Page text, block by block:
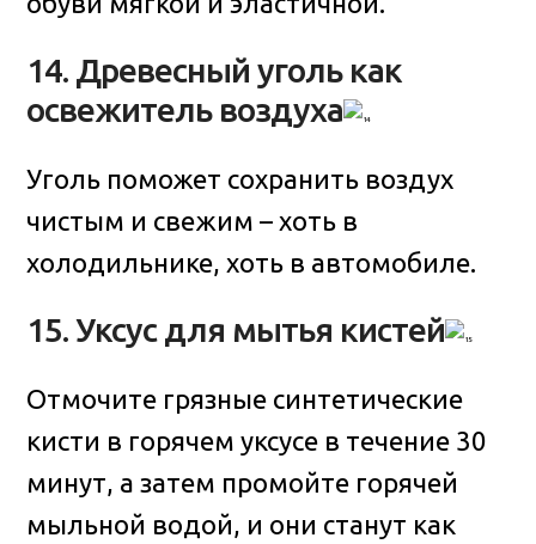
14. Древесный уголь как
освежитель воздуха
Уголь поможет сохранить воздух
чистым и свежим – хоть в
холодильнике, хоть в автомобиле.
15. Уксус для мытья кистей
Отмочите грязные синтетические
кисти в горячем уксусе в течение 30
минут, а затем промойте горячей
мыльной водой, и они станут как